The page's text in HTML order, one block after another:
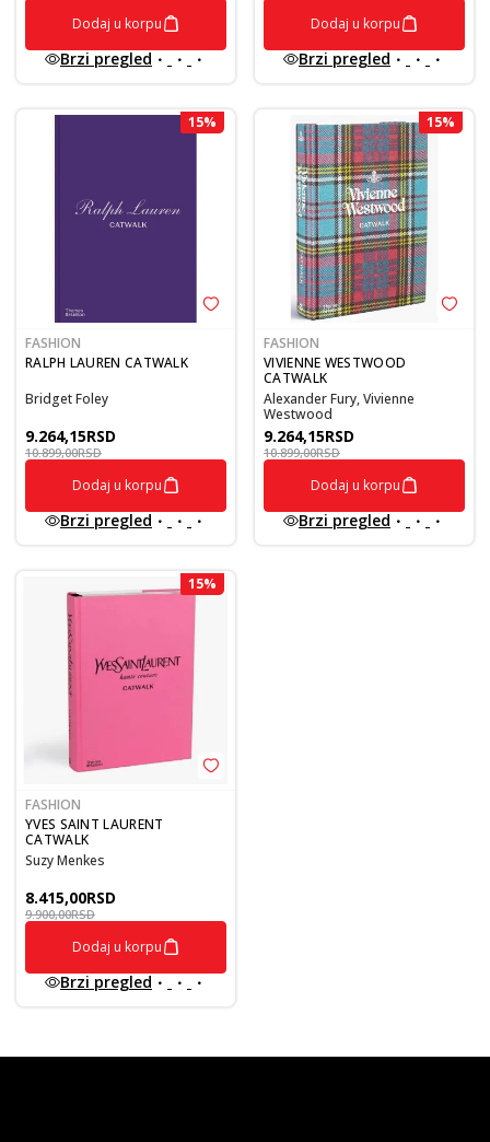
Dodaj u korpu
Brzi pregled
Dodaj u korpu
Brzi pregled
15%
FASHION
RALPH LAUREN CATWALK
Bridget Foley
9.264,15RSD
10.899,00RSD
Dodaj u korpu
Brzi pregled
15%
FASHION
VIVIENNE WESTWOOD
CATWALK
Alexander Fury, Vivienne
Westwood
9.264,15RSD
10.899,00RSD
Dodaj u korpu
Brzi pregled
15%
FASHION
YVES SAINT LAURENT
CATWALK
Suzy Menkes
8.415,00RSD
9.900,00RSD
Dodaj u korpu
Brzi pregled